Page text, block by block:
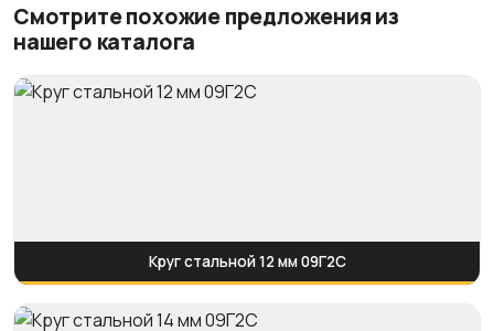
Смотрите похожие предложения из
нашего каталога
Круг стальной 12 мм 09Г2С